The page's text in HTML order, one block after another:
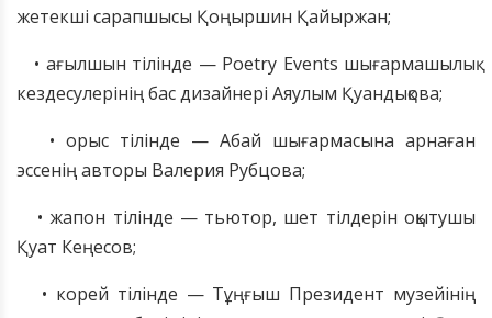
жетекші сарапшысы Қоңыршин Қайыржан;
• ағылшын тілінде — Poetry Events шығармашылық
кездесулерінің бас дизайнері Аяулым Қуандықова;
• орыс тілінде — Абай шығармасына арнаған
эссенің авторы Валерия Рубцова;
• жапон тілінде — тьютор, шет тілдерін оқытушы
Қуат Кеңесов;
• корей тілінде — Тұңғыш Президент музейінің